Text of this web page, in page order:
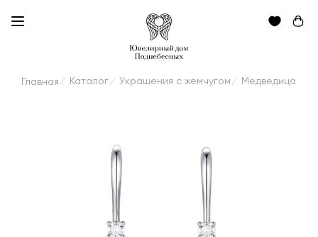
Главная / Каталог / Украшения с жемчугом / Медведица